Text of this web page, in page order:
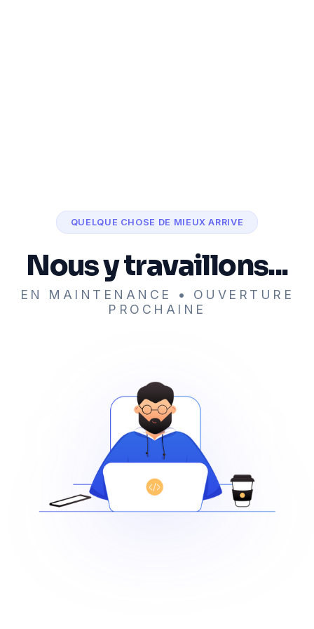
QUELQUE CHOSE DE MIEUX ARRIVE
Nous y travaillons...
EN MAINTENANCE • OUVERTURE
PROCHAINE